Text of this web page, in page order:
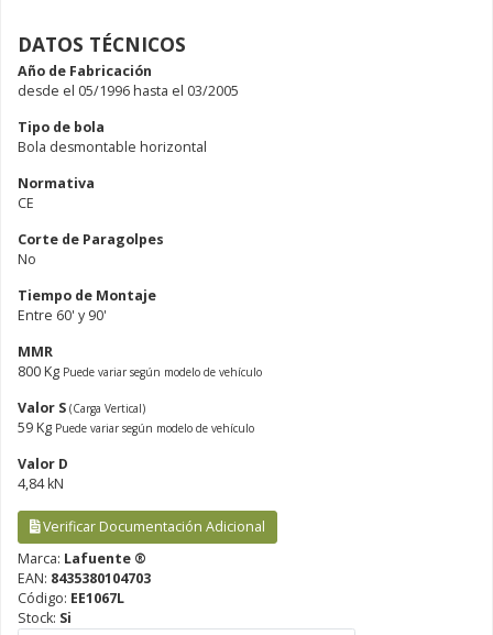
DATOS TÉCNICOS
Año de Fabricación
desde el 05/1996 hasta el 03/2005
Tipo de bola
Bola desmontable horizontal
Normativa
CE
Corte de Paragolpes
No
Tiempo de Montaje
Entre 60' y 90'
MMR
800 Kg Puede variar según modelo de vehículo
Valor S (Carga Vertical)
59 Kg Puede variar según modelo de vehículo
Valor D
4,84 kN
Verificar Documentación Adicional
Marca: Lafuente ®
EAN: 8435380104703
Código: EE1067L
Stock: Si